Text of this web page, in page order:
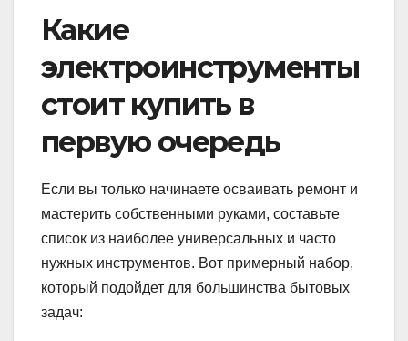
Какие
электроинструменты
стоит купить в
первую очередь
Если вы только начинаете осваивать ремонт и
мастерить собственными руками, составьте
список из наиболее универсальных и часто
нужных инструментов. Вот примерный набор,
который подойдет для большинства бытовых
задач: